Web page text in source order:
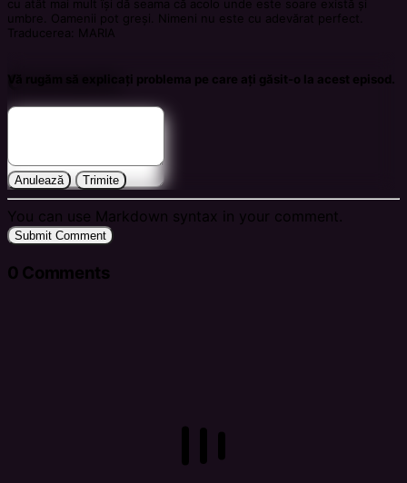
cu atât mai mult își dă seama că acolo unde este soare există și
umbre. Oamenii pot greși. Nimeni nu este cu adevărat perfect.
Traducerea: MARIA
Vă rugăm să explicați problema pe care ați găsit-o la acest episod.
Anulează Trimite
Comments
You can use Markdown syntax in your comment.
Submit Comment
0 Comments